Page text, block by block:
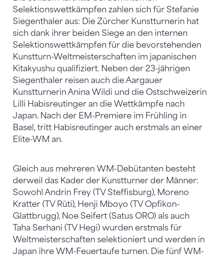
Selektionswettkämpfen zahlen sich für Stefanie
Siegenthaler aus: Die Zürcher Kunstturnerin hat
sich dank ihrer beiden Siege an den internen
Selektionswettkämpfen für die bevorstehenden
Kunstturn-Weltmeisterschaften im japanischen
Kitakyushu qualifiziert. Neben der 23-jährigen
Siegenthaler reisen auch die Aargauer
Kunstturnerin Anina Wildi und die Ostschweizerin
Lilli Habisreutinger an die Wettkämpfe nach
Japan. Nach der EM-Premiere im Frühling in
Basel, tritt Habisreutinger auch erstmals an einer
Elite-WM an.
Gleich aus mehreren WM-Debütanten besteht
derweil das Kader der Kunstturner der Männer:
Sowohl Andrin Frey (TV Steffisburg), Moreno
Kratter (TV Rüti), Henji Mboyo (TV Opfikon-
Glattbrugg), Noe Seifert (Satus ORO) als auch
Taha Serhani (TV Hegi) wurden erstmals für
Weltmeisterschaften selektioniert und werden in
Japan ihre WM-Feuertaufe turnen. Die fünf WM-